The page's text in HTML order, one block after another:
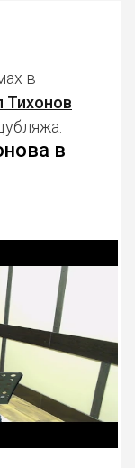
в
Тихонов
в